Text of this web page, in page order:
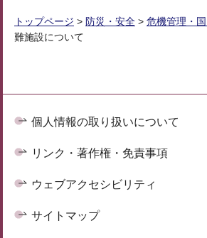
トップページ > 防災・安全 > 危機管理・
難施設について
個人情報の取り扱いについて
リンク・著作権・免責事項
ウェブアクセシビリティ
サイトマップ